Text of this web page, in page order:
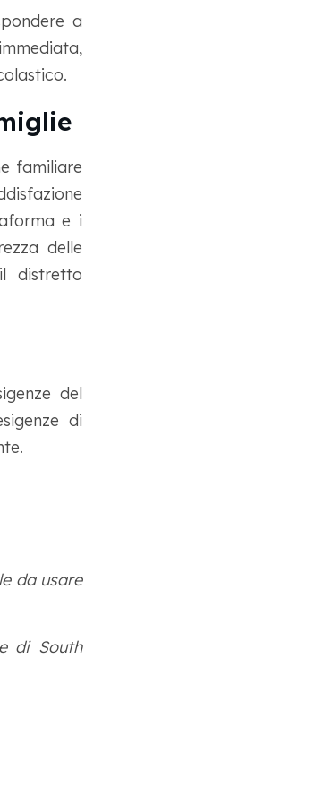
a
familiare
e i
delle
distretto
del
di
da usare
di South